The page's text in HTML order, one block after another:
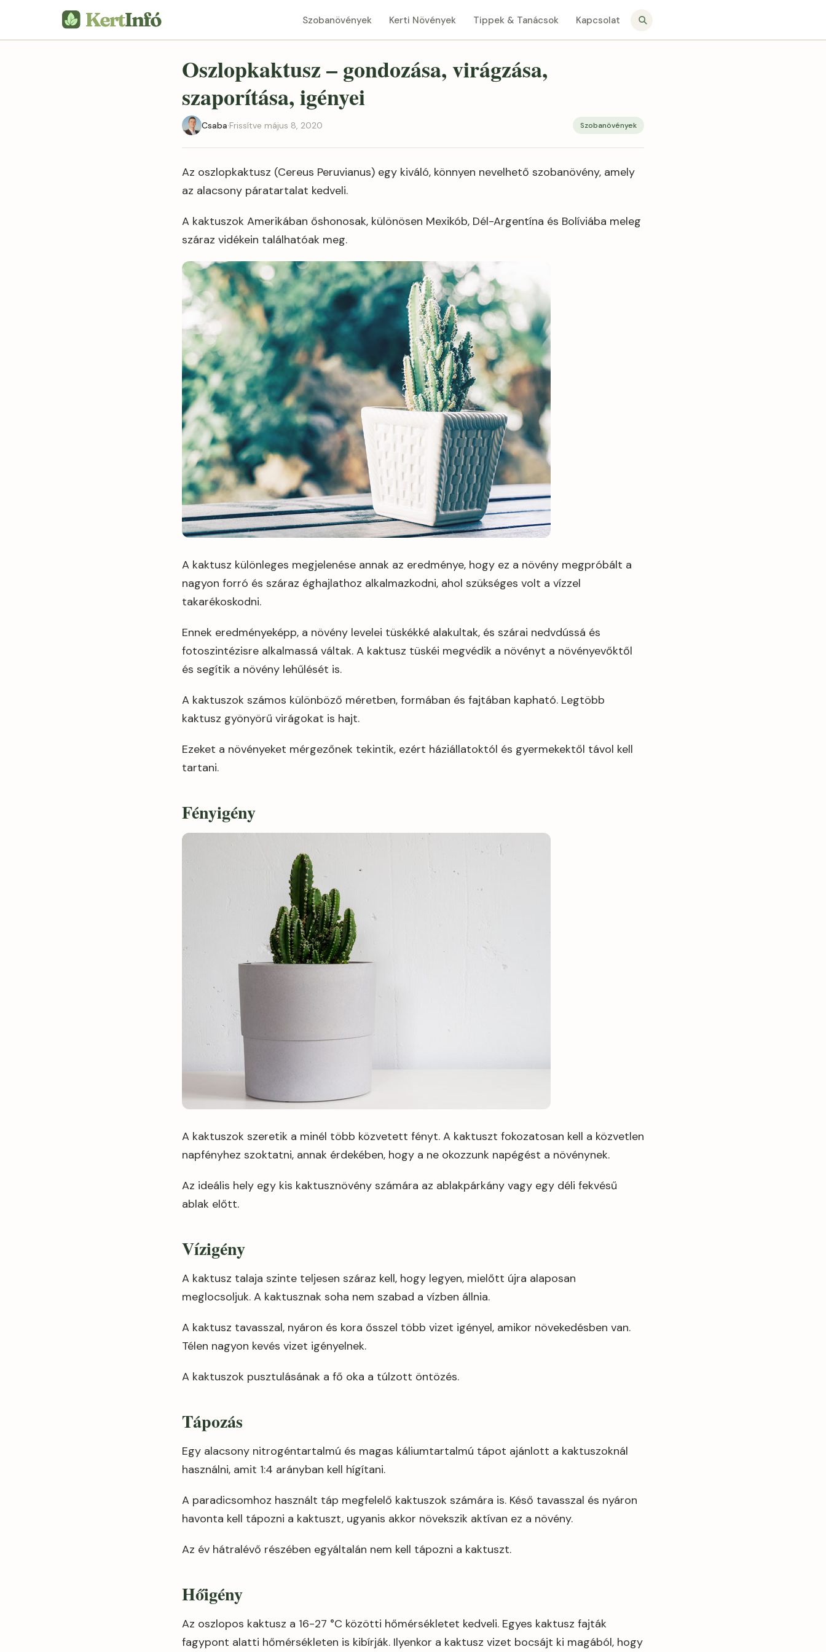
Szobanövények Kerti Növények Tippek & Tanácsok Kapcsolat
Oszlopkaktusz – gondozása, virágzása,
szaporítása, igényei
Csaba·Frissítve május 8, 2020 Szobanövények
Az oszlopkaktusz (Cereus Peruvianus) egy kiváló, könnyen nevelhető szobanövény, amely
az alacsony páratartalat kedveli.
A kaktuszok Amerikában őshonosak, különösen Mexikób, Dél-Argentína és Bolíviába meleg
száraz vidékein találhatóak meg.
A kaktusz különleges megjelenése annak az eredménye, hogy ez a növény megpróbált a
nagyon forró és száraz éghajlathoz alkalmazkodni, ahol szükséges volt a vízzel
takarékoskodni.
Ennek eredményeképp, a növény levelei tüskékké alakultak, és szárai nedvdússá és
fotoszintézisre alkalmassá váltak. A kaktusz tüskéi megvédik a növényt a növényevőktől
és segítik a növény lehűlését is.
A kaktuszok számos különböző méretben, formában és fajtában kapható. Legtöbb
kaktusz gyönyörű virágokat is hajt.
Ezeket a növényeket mérgezőnek tekintik, ezért háziállatoktól és gyermekektől távol kell
tartani.
Fényigény
A kaktuszok szeretik a minél több közvetett fényt. A kaktuszt fokozatosan kell a közvetlen
napfényhez szoktatni, annak érdekében, hogy a ne okozzunk napégést a növénynek.
Az ideális hely egy kis kaktusznövény számára az ablakpárkány vagy egy déli fekvésű
ablak előtt.
Vízigény
A kaktusz talaja szinte teljesen száraz kell, hogy legyen, mielőtt újra alaposan
meglocsoljuk. A kaktusznak soha nem szabad a vízben állnia.
A kaktusz tavasszal, nyáron és kora ősszel több vizet igényel, amikor növekedésben van.
Télen nagyon kevés vizet igényelnek.
A kaktuszok pusztulásának a fő oka a túlzott öntözés.
Tápozás
Egy alacsony nitrogéntartalmú és magas káliumtartalmú tápot ajánlott a kaktuszoknál
használni, amit 1:4 arányban kell hígítani.
A paradicsomhoz használt táp megfelelő kaktuszok számára is. Késő tavasszal és nyáron
havonta kell tápozni a kaktuszt, ugyanis akkor növekszik aktívan ez a növény.
Az év hátralévő részében egyáltalán nem kell tápozni a kaktuszt.
Hőigény
Az oszlopos kaktusz a 16-27 °C közötti hőmérsékletet kedveli. Egyes kaktusz fajták
fagypont alatti hőmérsékleten is kibírják. Ilyenkor a kaktusz vizet bocsájt ki magából, hogy